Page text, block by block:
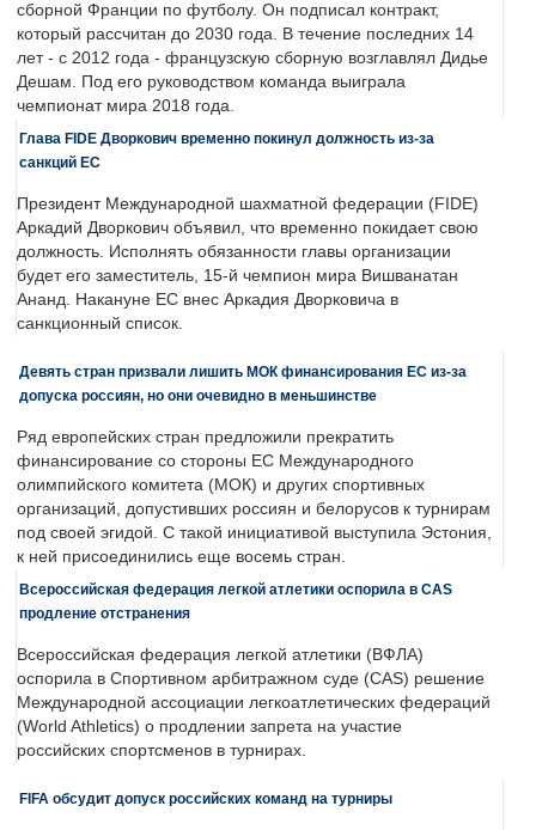
сборной Франции по футболу. Он подписал контракт,
который рассчитан до 2030 года. В течение последних 14
лет - с 2012 года - французскую сборную возглавлял Дидье
Дешам. Под его руководством команда выиграла
чемпионат мира 2018 года.
Глава FIDE Дворкович временно покинул должность из-за
санкций ЕС
Президент Международной шахматной федерации (FIDE)
Аркадий Дворкович объявил, что временно покидает свою
должность. Исполнять обязанности главы организации
будет его заместитель, 15-й чемпион мира Вишванатан
Ананд. Накануне ЕС внес Аркадия Дворковича в
санкционный список.
Девять стран призвали лишить МОК финансирования ЕС из-за
допуска россиян, но они очевидно в меньшинстве
Ряд европейских стран предложили прекратить
финансирование со стороны ЕС Международного
олимпийского комитета (МОК) и других спортивных
организаций, допустивших россиян и белорусов к турнирам
под своей эгидой. С такой инициативой выступила Эстония,
к ней присоединились еще восемь стран.
Всероссийская федерация легкой атлетики оспорила в CAS
продление отстранения
Всероссийская федерация легкой атлетики (ВФЛА)
оспорила в Спортивном арбитражном суде (CAS) решение
Международной ассоциации легкоатлетических федераций
(World Athletics) о продлении запрета на участие
российских спортсменов в турнирах.
FIFA обсудит допуск российских команд на турниры